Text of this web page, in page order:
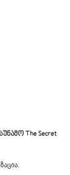
The Secret
.